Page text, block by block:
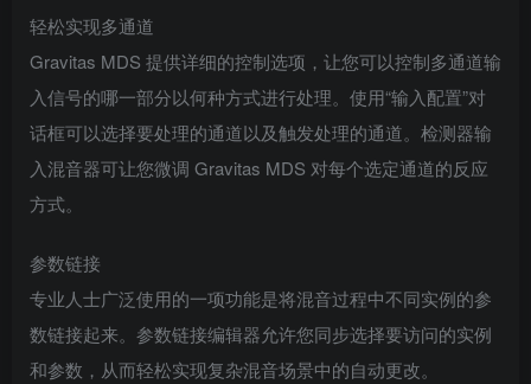
轻松实现多通道
Gravitas MDS 提供详细的控制选项，让您可以控制多通道输
入信号的哪一部分以何种方式进行处理。使用“输入配置”对
话框可以选择要处理的通道以及触发处理的通道。检测器输
入混音器可让您微调 Gravitas MDS 对每个选定通道的反应
方式。
参数链接
专业人士广泛使用的一项功能是将混音过程中不同实例的参
数链接起来。参数链接编辑器允许您同步选择要访问的实例
和参数，从而轻松实现复杂混音场景中的自动更改。